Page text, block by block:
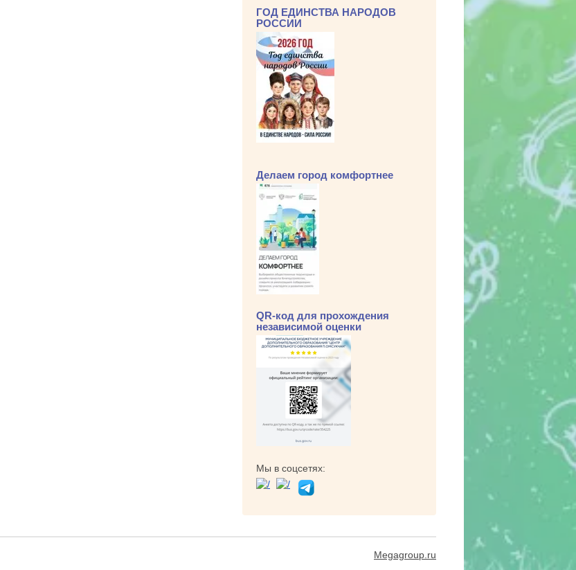
ГОД ЕДИНСТВА НАРОДОВ
РОССИИ
Делаем город комфортнее
QR-код для прохождения
независимой оценки
Мы в соцсетях:
Megagroup.ru